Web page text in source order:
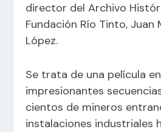
director del Archivo
Fundación Río Tinto, Juan
López.
Se trata de una película
impresionantes
cientos de mineros
instalaciones industriales